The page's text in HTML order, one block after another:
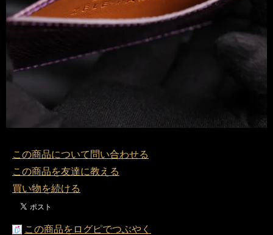
この商品について問い合わせる
この商品を友達に教える
買い物を続ける
この商品をログピでつぶやく